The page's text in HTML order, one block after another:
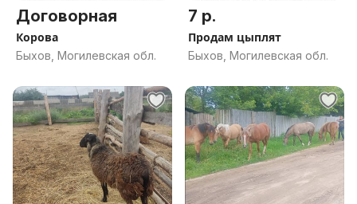
Договорная
Корова
Быхов, Могилевская обл.
7 р.
Продам цыплят
Быхов, Могилевская обл.